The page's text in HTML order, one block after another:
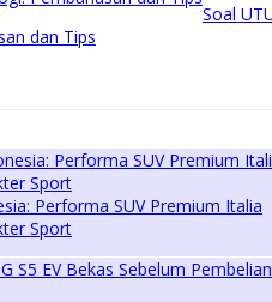
Soal
dan Tips
Performa SUV Premium Italia
Sport